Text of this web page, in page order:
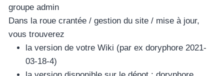
groupe admin
Dans la roue crantée / gestion du site / mise à jour,
vous trouverez
la version de votre Wiki (par ex doryphore 2021-
03-18-4)